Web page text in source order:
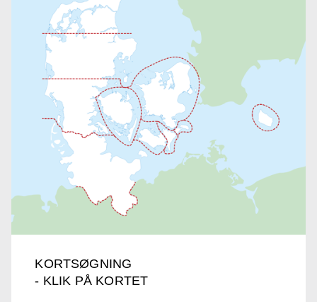
KORTSØGNING
- KLIK PÅ KORTET